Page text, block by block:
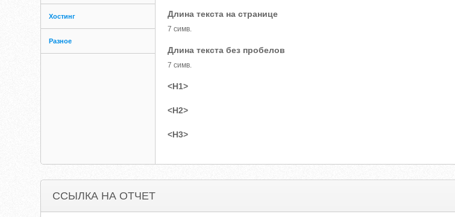
Хостинг
Разное
Длина текста на странице
7 симв.
Длина текста без пробелов
7 симв.
<H1>
<H2>
<H3>
ССЫЛКА НА ОТЧЕТ